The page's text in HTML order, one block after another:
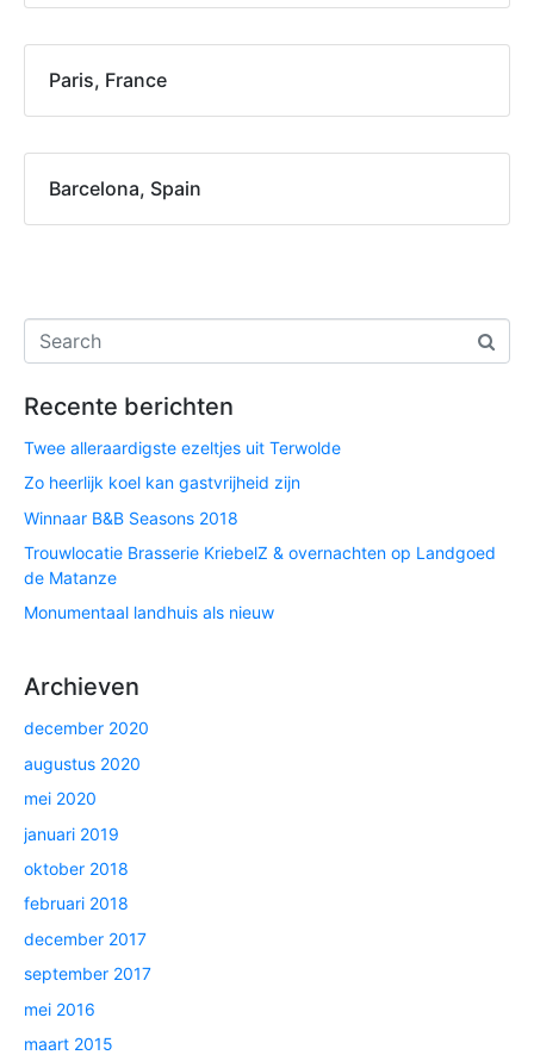
Paris, France
Barcelona, Spain
Recente berichten
Twee alleraardigste ezeltjes uit Terwolde
Zo heerlijk koel kan gastvrijheid zijn
Winnaar B&B Seasons 2018
Trouwlocatie Brasserie KriebelZ & overnachten op Landgoed
de Matanze
Monumentaal landhuis als nieuw
Archieven
december 2020
augustus 2020
mei 2020
januari 2019
oktober 2018
februari 2018
december 2017
september 2017
mei 2016
maart 2015